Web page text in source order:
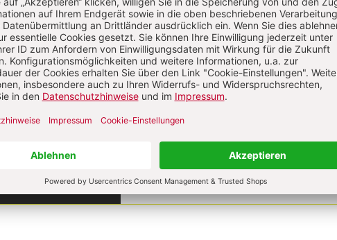
Kommentieren
Ihren Kommentar
Als Gast kommentieren